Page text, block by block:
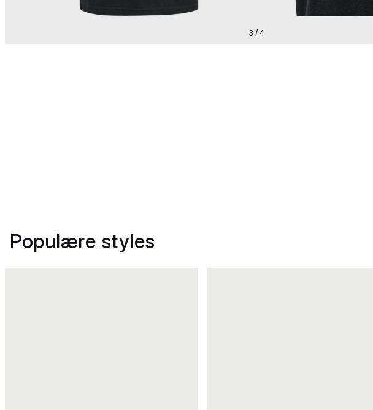
3 / 4
Populære styles